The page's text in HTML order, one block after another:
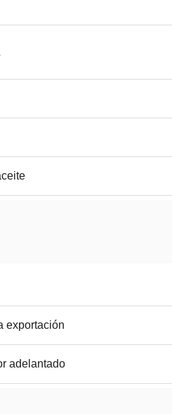
exportación
adelantado